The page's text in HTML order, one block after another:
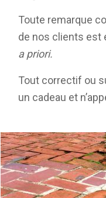
Toute remarque
de nos clients est
a priori.
Tout correctif ou
un cadeau et